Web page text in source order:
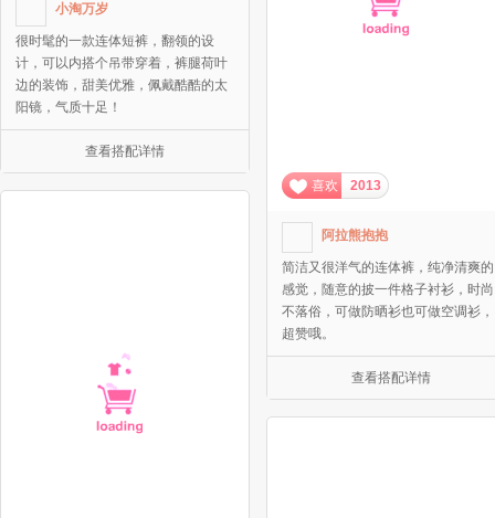
小淘万岁
很时髦的一款连体短裤，翻领的设
计，可以内搭个吊带穿着，裤腿荷叶
边的装饰，甜美优雅，佩戴酷酷的太
阳镜，气质十足！
查看搭配详情
喜欢 2013
阿拉熊抱抱
简洁又很洋气的连体裤，纯净清爽的
感觉，随意的披一件格子衬衫，时尚
不落俗，可做防晒衫也可做空调衫，
超赞哦。
查看搭配详情